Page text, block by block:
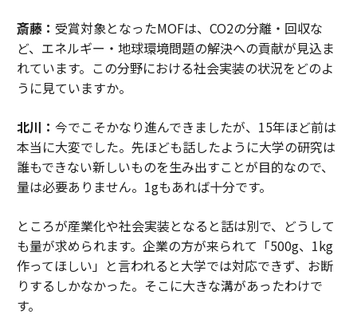
斎藤： 受賞対象となったMOFは、CO2の分離・回収な
ど、エネルギー・地球環境問題の解決への貢献が見込ま
れています。この分野における社会実装の状況をどのよ
うに見ていますか。
北川： 今でこそかなり進んできましたが、15年ほど前は
本当に大変でした。先ほども話したように大学の研究は
誰もできない新しいものを生み出すことが目的なので、
量は必要ありません。1gもあれば十分です。
ところが産業化や社会実装となると話は別で、どうして
も量が求められます。企業の方が来られて「500g、1kg
作ってほしい」と言われると大学では対応できず、お断
りするしかなかった。そこに大きな溝があったわけで
す。